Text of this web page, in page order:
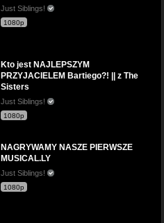
Just Siblings!
1080p
Kto jest NAJLEPSZYM
PRZYJACIELEM Bartiego?! || z The
Sisters
Just Siblings!
1080p
NAGRYWAMY NASZE PIERWSZE
MUSICAL.LY
Just Siblings!
1080p